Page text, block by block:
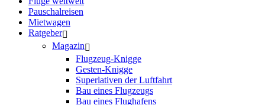
Pauschalreisen
Mietwagen
Ratgeber
Magazin
Flugzeug-Knigge
Gesten-Knigge
Superlativen der Luftfahrt
Bau eines Flugzeugs
Bau eines Flughafens